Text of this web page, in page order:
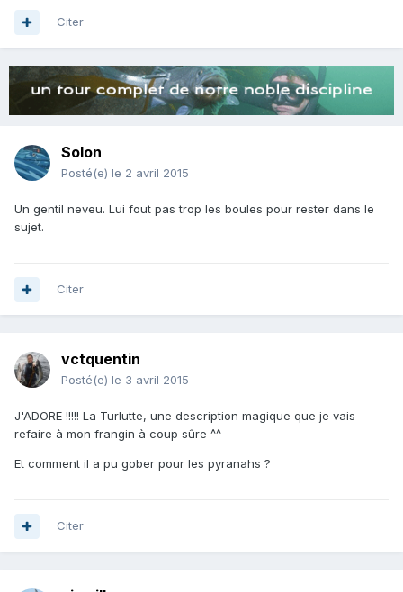
Citer
Solon
Posté(e) le 2 avril 2015
Un gentil neveu. Lui fout pas trop les boules pour rester dans le
sujet.
Citer
vctquentin
Posté(e) le 3 avril 2015
J'ADORE !!!!! La Turlutte, une description magique que je vais
refaire à mon frangin à coup sûre ^^
Et comment il a pu gober pour les pyranahs ?
Citer